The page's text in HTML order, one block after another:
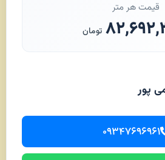
قیمت هر متر
تومان
پور
۰۹۳۴۷۶۹۶۹۶۱